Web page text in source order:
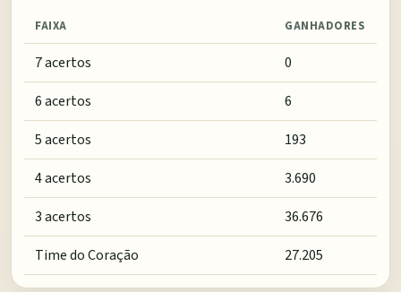
FAIXA GANHADORES
7 acertos
0
6 acertos
6
5 acertos
193
4 acertos
3.690
3 acertos
36.676
Time do Coração
27.205